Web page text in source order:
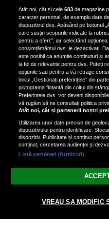
Iron
de
Nicki
de
din
Nicki
Vezi
© 2026 radiodcnews.ro |
Atât noi, cât și cele683 de magazine
caracter personal, de exemplu date
dispozitivul dvs. Apăsând pe butonul
care susțin scopurile indicate la
pentru a oferi:”, iar selectând
consimțământul dvs. le dezactivați.
este posibil ca anumite conținuturi și
la fel de relevante pentru dvs. Puteți
opțiunile sau pentru a vă retrage
linkul „Gestionați preferințele” din
pictograma flotantă din colțul din
Preferințele dvs. vor deveni
vă rugăm să ne consultați politica
Atât noi, cât și partenerii noștri
Utilizarea unor date precise de
dispozitivului pentru identificare.
dispozitiv. Publicitate și conținut
conținut, cercetarea audienței și
Listă parteneri (furnizori)
VREAU SA MODIFIC